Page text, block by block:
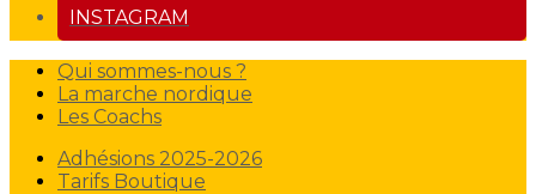
INSTAGRAM
Qui sommes-nous ?
La marche nordique
Les Coachs
Adhésions 2025-2026
Tarifs Boutique